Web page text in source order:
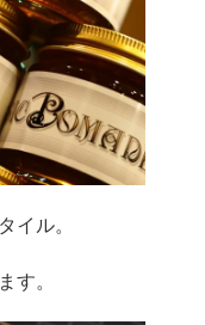
イル。
す。